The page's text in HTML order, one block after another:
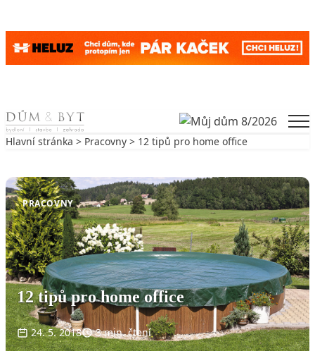
Skip to content
Hlavní stránka > Pracovny > 12 tipů pro home office
PRACOVNY
12 tipů pro home office
24. 5. 2018 3 min. čtení